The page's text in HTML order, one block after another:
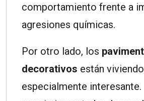
comportamiento frente a
agresiones químicas.
Por otro lado, los
decorativos están
especialmente interesante.